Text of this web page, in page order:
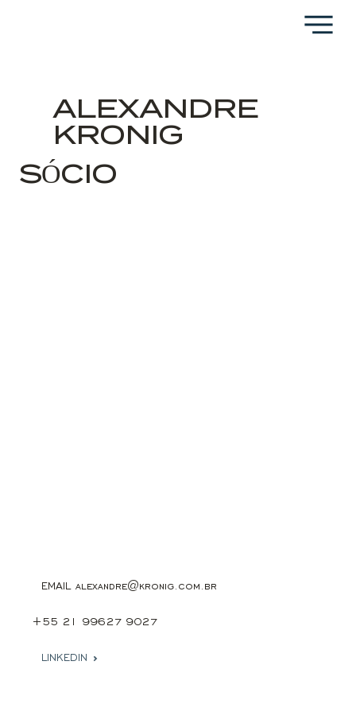
EMAIL alexandre@kronig.com.br
+55 21 99627 9027
LINKEDIN
SÓCIO
ALEXANDRE
KRONIG